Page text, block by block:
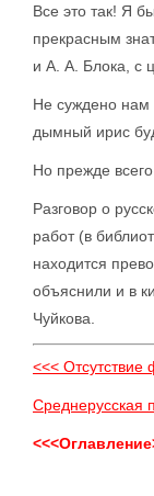
Все это так! Я
прекрасным
и А. А. Блока, с
Не суждено нам
дымный ирис
Но прежде
Разговор о
работ (в
находится
объяснили и в
Чуйкова.
<<<
Среднерусская